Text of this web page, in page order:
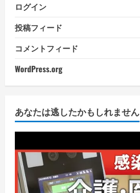
ログイン
投稿フィード
コメントフィード
WordPress.org
あなたは逃したかもしれません